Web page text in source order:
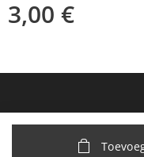
3,00 €